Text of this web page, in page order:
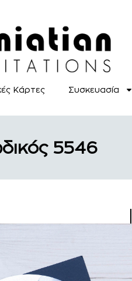
Κάρτες Συσκευασία
5546